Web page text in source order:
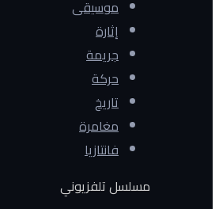
موسيقى
إثارة
جريمة
حركة
تاريخ
مغامرة
فانتازيا
مسلسل تلفزيوني